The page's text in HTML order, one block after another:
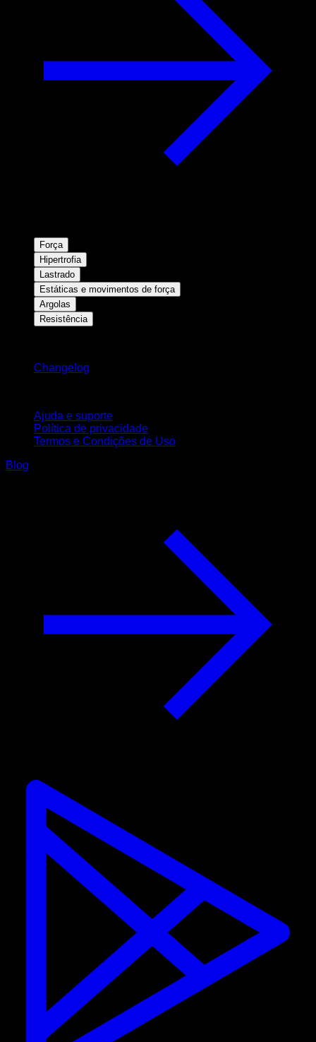
Força
Hipertrofia
Lastrado
Estáticas e movimentos de força
Argolas
Resistência
Changelog
Ajuda e suporte
Política de privacidade
Termos e Condições de Uso
Blog